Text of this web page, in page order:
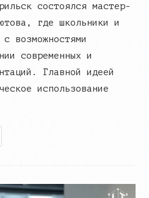
состоялся мастер-
где школьники и
возможностями
современных и
Главной идеей
использование